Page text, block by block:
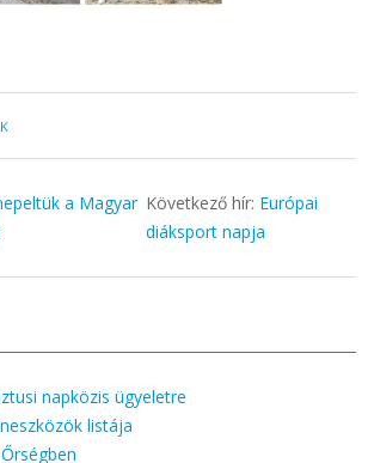
a Magyar Következő hír: Európai
diáksport napja
napközis ügyeletre
listája